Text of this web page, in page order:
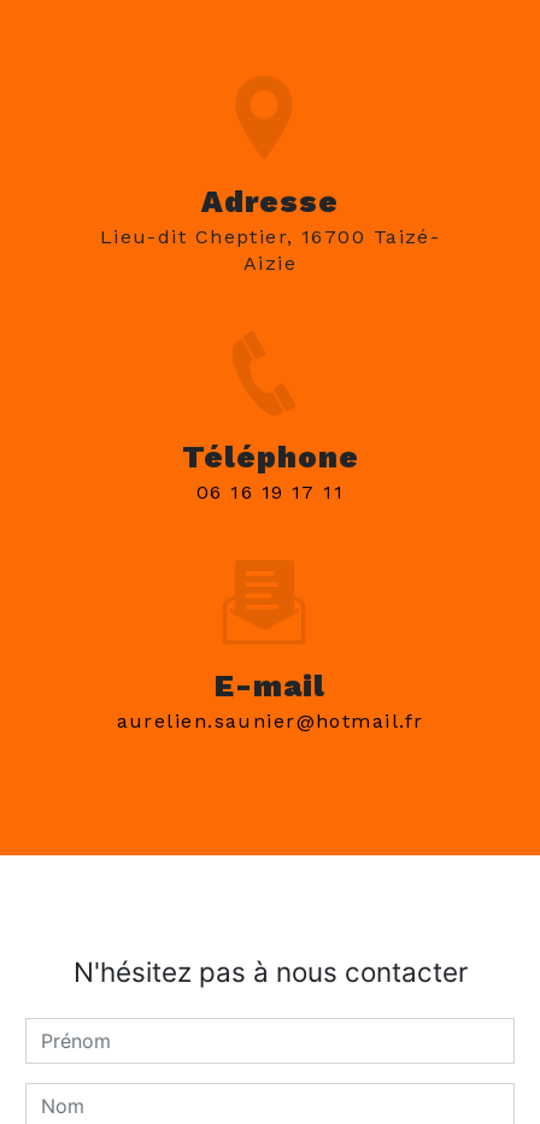
Adresse
Lieu-dit Cheptier, 16700 Taizé-
Aizie
Téléphone
06 16 19 17 11
E-mail
aurelien.saunier@hotmail.fr
N'hésitez pas à nous contacter